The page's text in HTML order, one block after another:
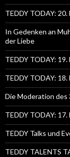
TEDDY TODAY: 20.
In Gedenken an
der Liebe
TEDDY TODAY: 19.
TEDDY TODAY: 18.
Die Moderation des
TEDDY TODAY: 17.
TEDDY Talks und
TEDDY TALENTS